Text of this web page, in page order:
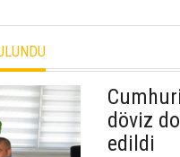
döviz
edildi